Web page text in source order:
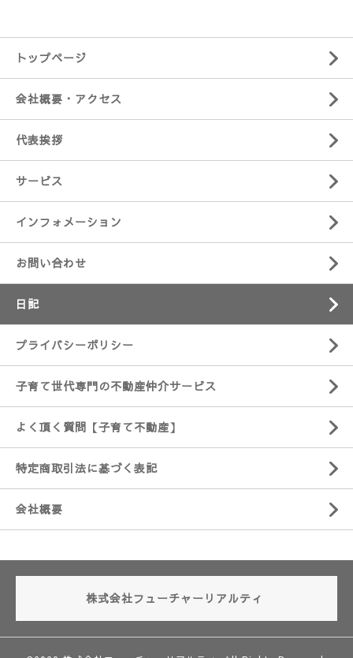
トップページ
会社概要・アクセス
代表挨拶
サービス
インフォメーション
お問い合わせ
日記
プライバシーポリシー
子育て世代専門の不動産仲介サービス
よく頂く質問【子育て不動産】
特定商取引法に基づく表記
会社概要
株式会社フューチャーリアルティ